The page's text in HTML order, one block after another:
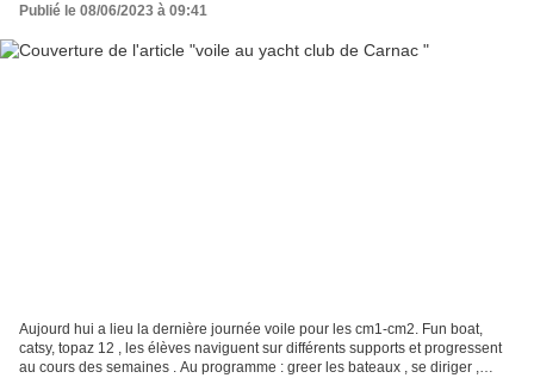
Publié le 08/06/2023 à 09:41
Aujourd hui a lieu la dernière journée voile pour les cm1-cm2. Fun boat,
catsy, topaz 12 , les élèves naviguent sur différents supports et progressent
au cours des semaines . Au programme : greer les bateaux , se diriger ,